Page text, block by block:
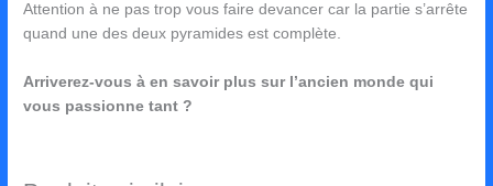
Attention à ne pas trop vous faire devancer car la partie s’arrête
quand une des deux pyramides est complète.
Arriverez-vous à en savoir plus sur l’ancien monde qui
vous passionne tant ?